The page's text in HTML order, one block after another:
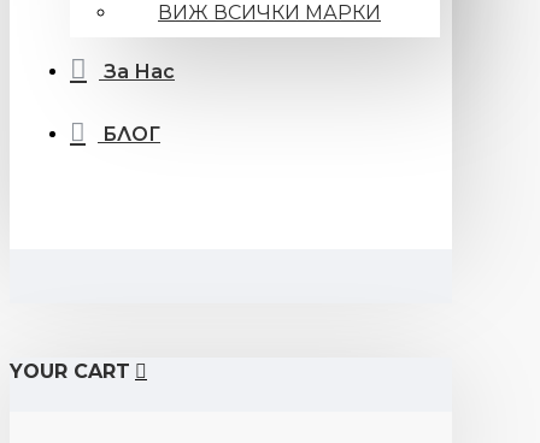
ВИЖ ВСИЧКИ МАРКИ
За Нас
БЛОГ
YOUR CART